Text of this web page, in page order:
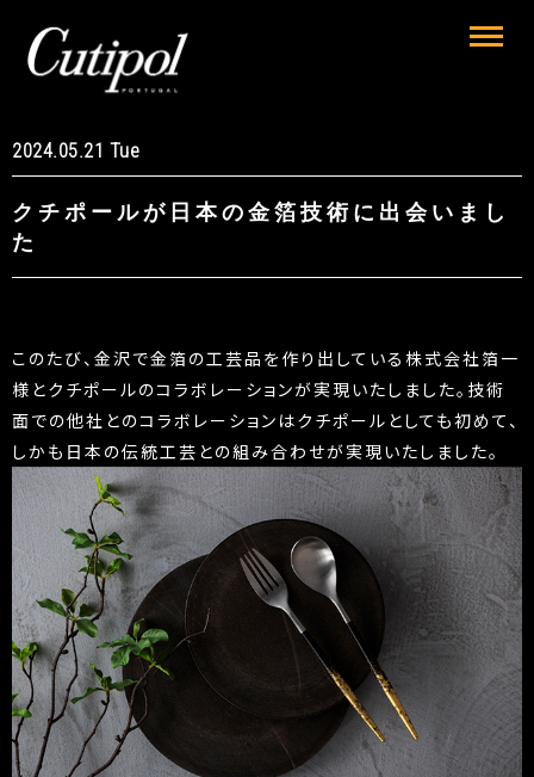
2024.05.21 Tue
クチポールが日本の金箔技術に出会いまし
た
このたび、金沢で金箔の工芸品を作り出している株式会社箔一
様とクチポールのコラボレーションが実現いたしました。技術
面での他社とのコラボレーションはクチポールとしても初めて、
しかも日本の伝統工芸との組み合わせが実現いたしました。